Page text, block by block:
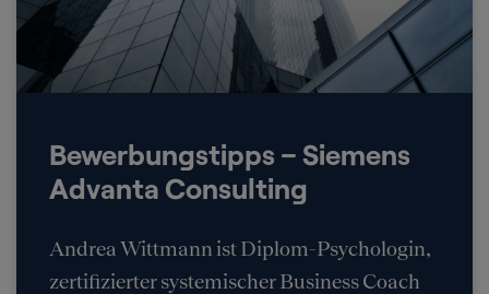
Bewerbungstipps – Siemens
Advanta Consulting
Andrea Wittmann ist Diplom-Psychologin,
zertifizierter systemischer Business Coach